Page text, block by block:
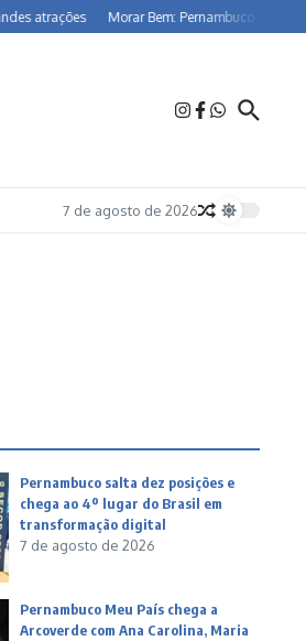
Morar Bem: Pernambuco já beneficia
7 de agosto de 2026
Pernambuco salta dez posições e
chega ao 4º lugar do Brasil em
transformação digital
7 de agosto de 2026
Pernambuco Meu País chega a
Arcoverde com Ana Carolina, Maria